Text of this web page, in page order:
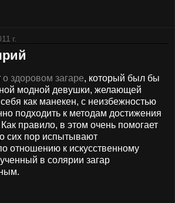
г.
о здоровом загаре, который был бы
модной девушки, желающей
как манекен, с неизбежностью
подходить к методам достижения
правило, в этом очень помогает
сих пор испытывают
отношению к искусственному
в солярии загар